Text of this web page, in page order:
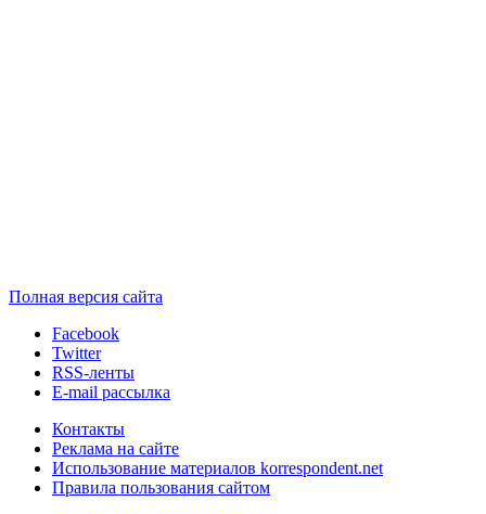
Полная версия сайта
Facebook
Twitter
RSS-ленты
E-mail рассылка
Контакты
Реклама на сайте
Использование материалов korrespondent.net
Правила пользования сайтом